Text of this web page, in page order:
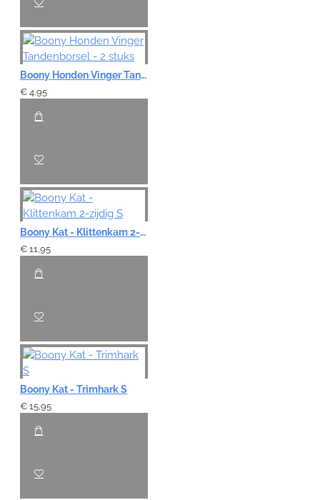
Boony Honden Vinger Tandenborsel - 2 stuks
€ 4,95
Boony Kat - Klittenkam 2-zijdig S
€ 11,95
Boony Kat - Trimhark S
€ 15,95